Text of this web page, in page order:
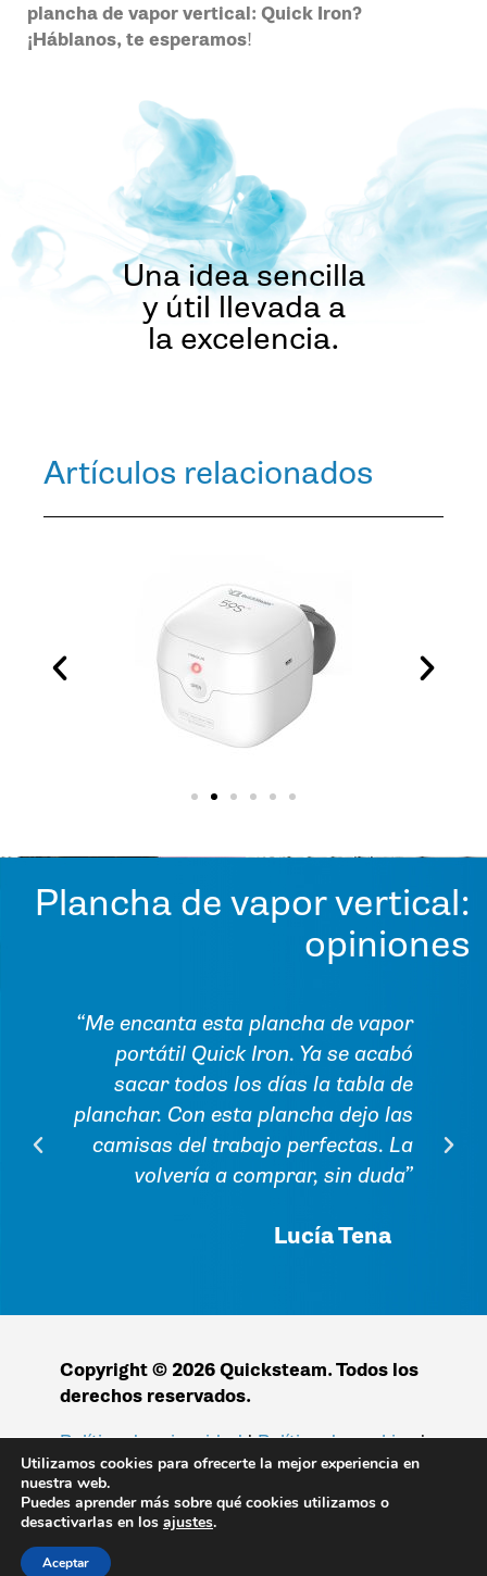
plancha de vapor vertical: Quick Iron?
¡Háblanos, te esperamos!
Una idea sencilla
y útil llevada a
la excelencia.
Artículos relacionados
Plancha de vapor vertical:
opiniones
“Me encanta esta plancha de vapor
portátil Quick Iron. Ya se acabó
sacar todos los días la tabla de
planchar. Con esta plancha dejo las
camisas del trabajo perfectas. La
volvería a comprar, sin duda”
Lucía Tena
Copyright © 2026 Quicksteam. Todos los
derechos reservados.
Política de privacidad|Política de cookies|
Condiciones de compra | Aviso legal
Utilizamos cookies para ofrecerte la mejor experiencia en
nuestra web.
Puedes aprender más sobre qué cookies utilizamos o
desactivarlas en los ajustes.
Aceptar